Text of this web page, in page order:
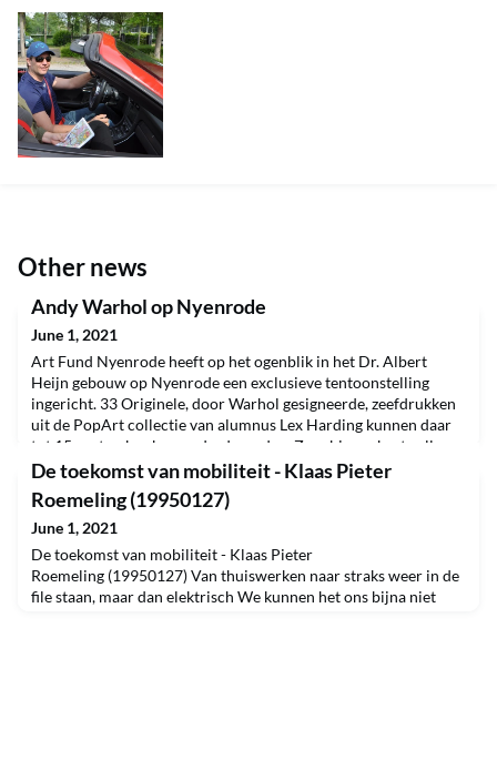
Other news
Andy Warhol op Nyenrode
June 1, 2021
Art Fund Nyenrode heeft op het ogenblik in het Dr. Albert
Heijn gebouw op Nyenrode een exclusieve tentoonstelling
ingericht. 33 Originele, door Warhol gesigneerde, zeefdrukken
uit de PopArt collectie van alumnus Lex Harding kunnen daar
tot 15 september bewonderd worden. Zeer binnenkort zullen
de RIVM-beperkingen dusdanig verruimd zijn, dat die
tentoonstelling weer door bezoekers bezocht kan worden
De toekomst van mobiliteit - Klaas Pieter
Roemeling (19950127)
June 1, 2021
De toekomst van mobiliteit - Klaas Pieter
Roemeling (19950127) Van thuiswerken naar straks weer in de
file staan, maar dan elektrisch We kunnen het ons bijna niet